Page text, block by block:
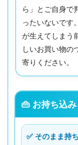
ら」とご自身で
ったいないです
が生えてしまう
しいお買い物の
寄りください。
👜 お持ち込
✅ そのまま持